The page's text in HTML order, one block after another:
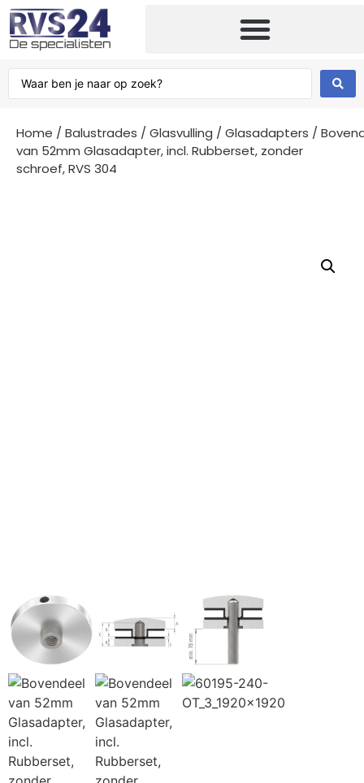
Home /Balustrades /Glasvulling /Glasadapters /
van 52mm Glasadapter, incl. Rubberset, zonder
schroef, RVS 304